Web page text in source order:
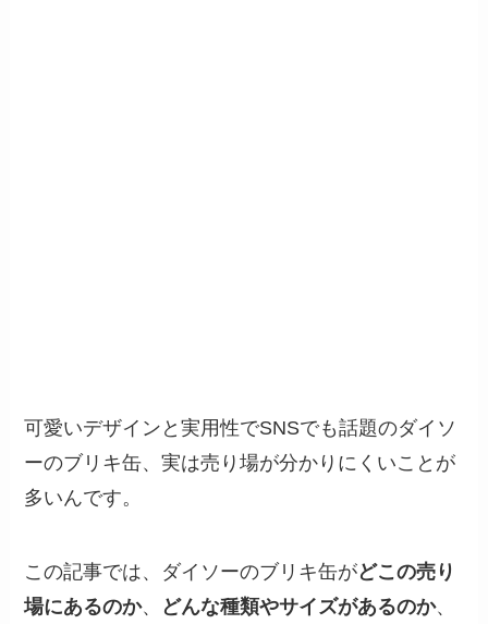
可愛いデザインと実用性でSNSでも話題のダイソ
ーのブリキ缶、実は売り場が分かりにくいことが
多いんです。
この記事では、ダイソーのブリキ缶がどこの売り
場にあるのか、 どんな種類やサイズがあるのか、